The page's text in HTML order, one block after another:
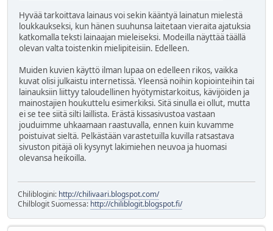
Hyvää tarkoittava lainaus voi sekin kääntyä lainatun mielestä
loukkaukseksi, kun hänen suuhunsa laitetaan vieraita ajatuksia
katkomalla teksti lainaajan mieleiseksi. Modeilla näyttää täällä
olevan valta toistenkin mielipiteisiin. Edelleen.
Muiden kuvien käyttö ilman lupaa on edelleen rikos, vaikka
kuvat olisi julkaistu internetissä. Yleensä noihin kopiointeihin tai
lainauksiin liittyy taloudellinen hyötymistarkoitus, kävijöiden ja
mainostajien houkuttelu esimerkiksi. Sitä sinulla ei ollut, mutta
ei se tee siitä silti laillista. Erästä kissasivustoa vastaan
jouduimme uhkaamaan raastuvalla, ennen kuin kuvamme
poistuivat sieltä. Pelkästään varastetuilla kuvilla ratsastava
sivuston pitäjä oli kysynyt lakimiehen neuvoa ja huomasi
olevansa heikoilla.
Chiliblogini: http://chilivaari.blogspot.com/
Chilblogit Suomessa: http://chiliblogit.blogspot.fi/